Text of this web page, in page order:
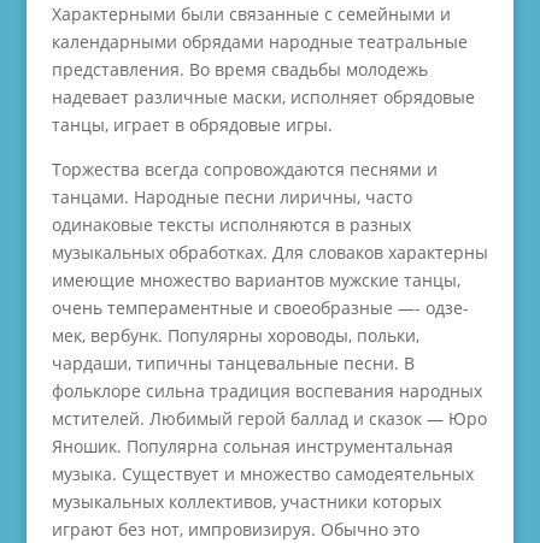
Характерными были связанные с семейными и
календарными обрядами народные театральные
представления. Во время свадьбы молодежь
надевает различные маски, исполняет обрядовые
танцы, играет в обрядовые игры.
Торжества всегда сопровождаются песнями и
танцами. Народные песни лиричны, часто
одинаковые тексты исполняются в разных
музыкальных обработках. Для словаков характерны
имеющие множество вариантов мужские танцы,
очень темпераментные и своеобразные —- одзе-
мек, вербунк. Популярны хороводы, польки,
чардаши, типичны танцевальные песни. В
фольклоре сильна традиция воспевания народных
мстителей. Любимый герой баллад и сказок — Юро
Яношик. Популярна сольная инструментальная
музыка. Существует и множество самодеятельных
музыкальных коллективов, участники которых
играют без нот, импровизируя. Обычно это